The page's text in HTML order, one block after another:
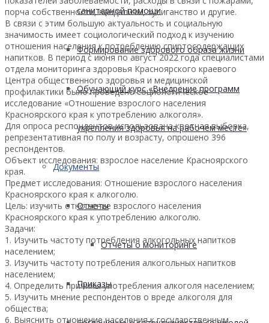
санитарной помощи
Формирование здорового образа жизни
Обучающий курс «Внедрение программ
укрепления здоровья на рабочем месте»
Документы
Отчеты
Отчеты о мониторинге
Приказы
порча собственности, вандализм, хулиганство и другие.
В связи с этим большую актуальность и социальную
значимость имеет социологический подход к изучению
отношения населения к потреблению спиртосодержащих
напитков. В период с июня по август 2022 года специалистами
отдела мониторинга здоровья Красноярского краевого
Центра общественного здоровья и медицинской
профилактики было проведено социологическое
исследование «Отношение взрослого населения
Красноярского края к употреблению алкоголя».
Для опроса респондентов использована квотная выборка,
репрезентативная по полу и возрасту, опрошено 396
респондентов.
Объект исследования: взрослое население Красноярского
края.
Предмет исследования: Отношение взрослого населения
Красноярского края к алкоголю.
Цель: изучить отношение взрослого населения
Красноярского края к употреблению алкоголю.
Задачи:
1. Изучить частоту потребления алкогольных напитков
населением;
3. Изучить частоту потребления алкогольных напитков
населением;
4. Определить причины употребления алкоголя населением;
5. Изучить мнение респондентов о вреде алкоголя для
общества;
6. Выяснить отношение населения к государственным